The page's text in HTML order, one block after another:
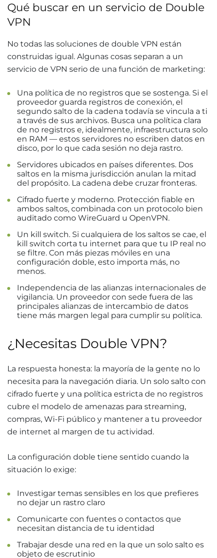
Qué buscar en un servicio de Double
VPN
No todas las soluciones de double VPN están
construidas igual. Algunas cosas separan a un
servicio de VPN serio de una función de marketing:
Una política de no registros que se sostenga. Si el
proveedor guarda registros de conexión, el
segundo salto de la cadena todavía se vincula a ti
a través de sus archivos. Busca una política clara
de no registros e, idealmente, infraestructura solo
en RAM — estos servidores no escriben datos en
disco, por lo que cada sesión no deja rastro.
Servidores ubicados en países diferentes. Dos
saltos en la misma jurisdicción anulan la mitad
del propósito. La cadena debe cruzar fronteras.
Cifrado fuerte y moderno. Protección fiable en
ambos saltos, combinada con un protocolo bien
auditado como WireGuard u OpenVPN.
Un kill switch. Si cualquiera de los saltos se cae, el
kill switch corta tu internet para que tu IP real no
se filtre. Con más piezas móviles en una
configuración doble, esto importa más, no
menos.
Independencia de las alianzas internacionales de
vigilancia. Un proveedor con sede fuera de las
principales alianzas de intercambio de datos
tiene más margen legal para cumplir su política.
¿Necesitas Double VPN?
La respuesta honesta: la mayoría de la gente no lo
necesita para la navegación diaria. Un solo salto con
cifrado fuerte y una política estricta de no registros
cubre el modelo de amenazas para streaming,
compras, Wi-Fi público y mantener a tu proveedor
de internet al margen de tu actividad.
La configuración doble tiene sentido cuando la
situación lo exige:
Investigar temas sensibles en los que prefieres
no dejar un rastro claro
Comunicarte con fuentes o contactos que
necesitan distancia de tu identidad
Trabajar desde una red en la que un solo salto es
objeto de escrutinio